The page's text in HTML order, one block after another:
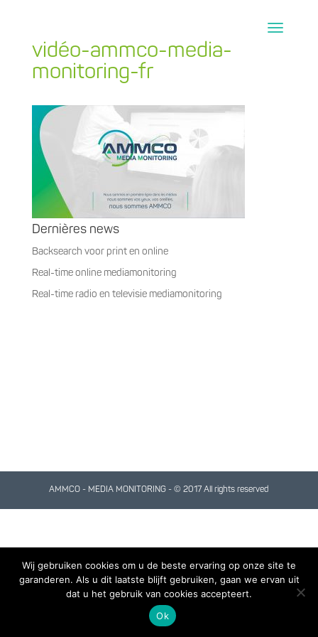
vidéo-ammco-media-
monitoring-fr
Dernières news
Backsearch voor print en online
Real-time online mediamonitoring
Real-time radio en televisie mediamonitoring
AMMCO - MEDIA MONITORING - © 2017 All rights reserved
Wij gebruiken cookies om u de beste ervaring op onze site te
garanderen. Als u dit laatste blijft gebruiken, gaan we ervan uit
dat u het gebruik van cookies accepteert.
Ok